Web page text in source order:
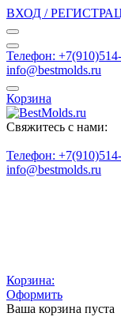
ВХОД /
Телефон:
info@bestmolds.ru
Корзина
Свяжитесь с нами:
Телефон:
info@bestmolds.ru
Корзина:
Оформить
Ваша корзина пуста